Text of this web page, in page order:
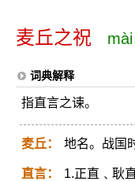
麦丘之祝
词典解释
指直言之谏。
麦丘： 地名。战国
直言：
1.正直﹑耿